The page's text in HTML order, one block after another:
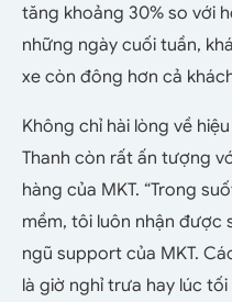
tăng khoảng 30% so với
những ngày cuối tuần,
xe còn đông hơn cả
Không chỉ hài lòng về
Thanh còn rất ấn tượng
hàng của MKT. “Trong
mềm, tôi luôn nhận
ngũ support của MKT.
là giờ nghỉ trưa hay lúc